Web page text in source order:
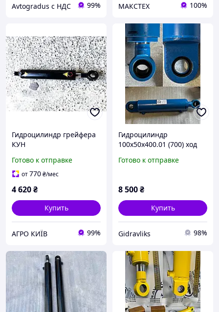
Avtogradus с НДС 99% МАКСТЕХ 100%
Гидроцилиндр грейфера
КУН
КУН-10 ГЦ80.40.400.700
Готово к отправке
от770₴/мес
4 620₴
Купить
АГРО КИЇВ 99%
Гидроцилиндр
100х50х400.01 (700) ход
БДВП-6,3 и АКПН-6
Готово к отправке
8 500₴
Купить
Gidravliks 98%